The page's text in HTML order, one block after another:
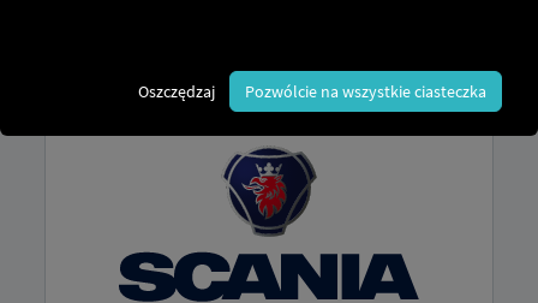
Oszczędzaj Pozwólcie na wszystkie ciasteczka